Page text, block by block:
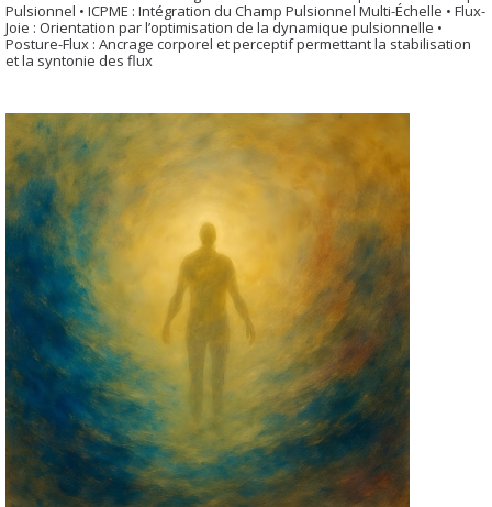
Pulsionnel • ICPME : Intégration du Champ Pulsionnel Multi-Échelle • Flux-
Joie : Orientation par l’optimisation de la dynamique pulsionnelle •
Posture-Flux : Ancrage corporel et perceptif permettant la stabilisation
et la syntonie des flux